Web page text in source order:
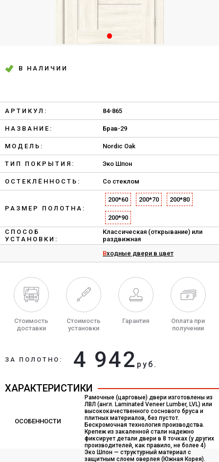
В НАЛИЧИИ
АРТИКУЛ: 84-865
НАЗВАНИЕ: Брав-29
МОДЕЛЬ: Nordic Oak
ТИП ПОКРЫТИЯ: Эко Шпон
ОСТЕКЛЁННОСТЬ: Со стеклом
РАЗМЕР ПОЛОТНА:
200*60 200*70 200*80
200*90
СПОСОБ
УСТАНОВКИ:
Классическая (открывание) или
раздвижная
Входные двери в цвет
Стоимость
доставки
Стоимость
установки
Гарантия
Оплата при
получении
ЗА ПОЛОТНО: 4 942 руб.
ХАРАКТЕРИСТИКИ
ОСОБЕННОСТИ
Рамочные (царговые) двери изготовлены из
ЛВЛ (англ. Laminated Veneer Lumber, LVL) или
высококачественного соснового бруса и
плитных материалов, без пустот.
Бескромочная технология производства.
Крепеж из закаленной стали надежно
фиксирует детали двери в 8 точках (у других
производителей, как правило, не более 4)
Эко Шпон — структурный материал с
защитным слоем оверлея (Южная Корея).